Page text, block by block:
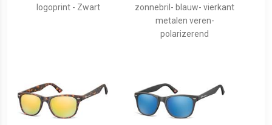
logoprint - Zwart
zonnebril- blauw- vierkant
metalen veren-
polarizerend